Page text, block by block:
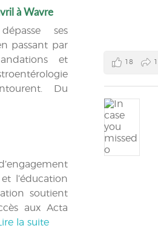
à Wavre
ses
passant par
et
Du
l’éducation
soutient
aux Acta
Lire la suite
18 1